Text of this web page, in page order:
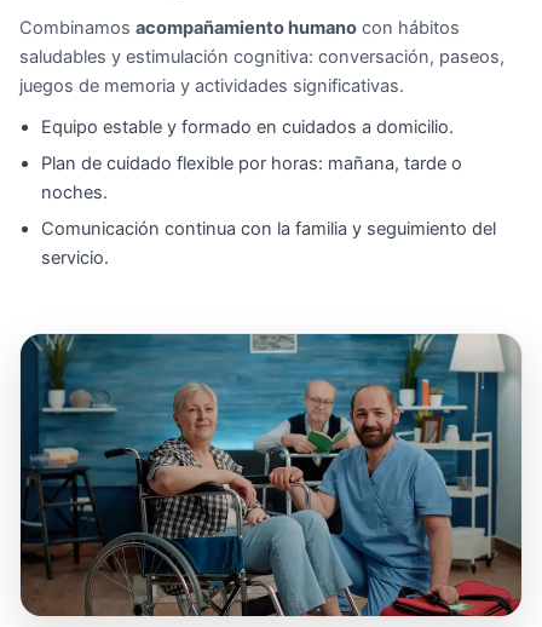
Combinamos acompañamiento humano con hábitos
saludables y estimulación cognitiva: conversación, paseos,
juegos de memoria y actividades significativas.
Equipo estable y formado en cuidados a domicilio.
Plan de cuidado flexible por horas: mañana, tarde o
noches.
Comunicación continua con la familia y seguimiento del
servicio.